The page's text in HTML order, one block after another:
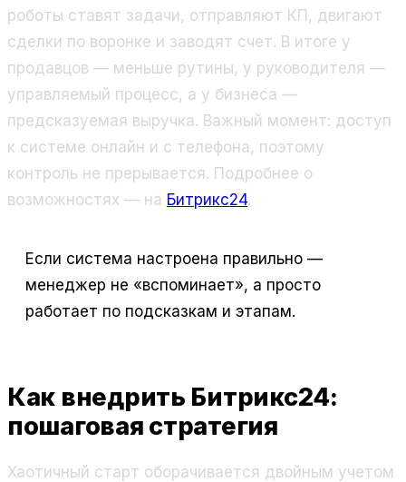
роботы ставят задачи, отправляют КП, двигают
сделки по воронке и заводят счет. В итоге у
продавцов — меньше рутины, у руководителя —
управляемый процесс, а у бизнеса —
предсказуемая выручка. Важный момент: доступ
к системе онлайн и с телефона, поэтому
контроль не прерывается. Подробнее о
возможностях — на Битрикс24.
Если система настроена правильно —
менеджер не «вспоминает», а просто
работает по подсказкам и этапам.
Как внедрить Битрикс24:
пошаговая стратегия
Хаотичный старт оборачивается двойным учетом